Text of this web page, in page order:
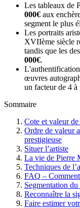
Les tableaux de
000€ aux
segment le plus
Les portraits
XVIIème siècle
tandis que les
000€.
L'authentification
œuvres
un facteur de 4
Sommaire
Cote et valeur
Ordre de valeur
prestigieuse
Situer l’artiste
La vie de Pierre
Techniques de
FAQ –
Segmentation du
Reconnaître la
Faire estimer